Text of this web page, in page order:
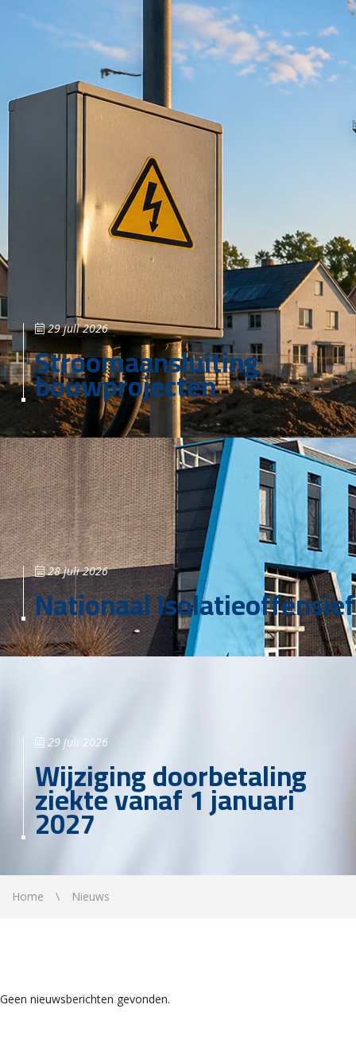
29 juli 2026
Stroomaansluiting
bouwprojecten
28 juli 2026
Nationaal Isolatieoffensief
29 juli 2026
Wijziging doorbetaling
ziekte vanaf 1 januari
2027
Home Nieuws
Geen nieuwsberichten gevonden.